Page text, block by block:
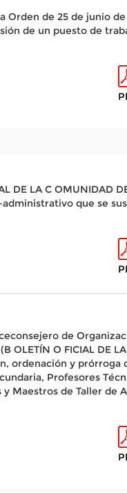
Orden de 25 de junio
de un puesto de
DE LA C OMUNIDAD
que se
de
O FICIAL DE
ordenación y prórroga
Profesores
Maestros de Taller de